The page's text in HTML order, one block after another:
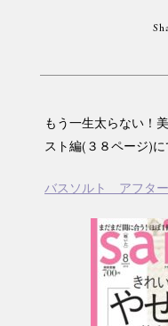
もう一生太らない！
スト編(３８ページ)に
バスソルト アフタ